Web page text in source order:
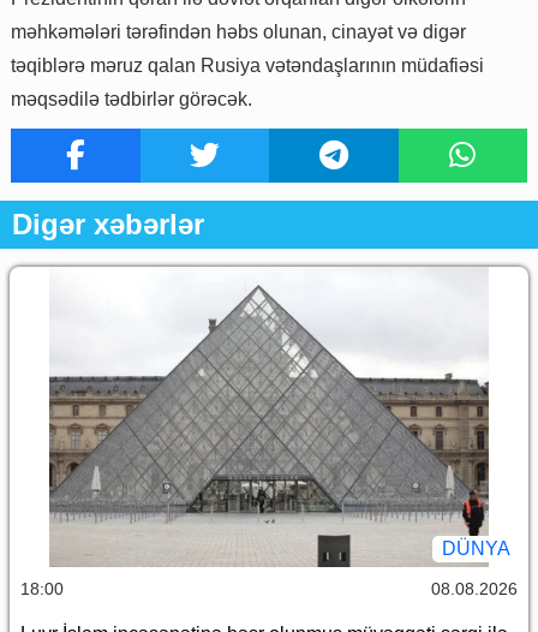
məhkəmələri tərəfindən həbs olunan, cinayət və digər
təqiblərə məruz qalan Rusiya vətəndaşlarının müdafiəsi
məqsədilə tədbirlər görəcək.
Digər xəbərlər
DÜNYA
18:00 08.08.2026